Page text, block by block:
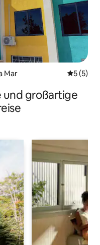
Mar
5 (5)
und großartige